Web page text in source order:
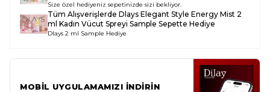
Size özel hediyeniz sepetinizde sizi bekliyor.
Tüm Alışverişlerde Dlays Elegant Style Energy Mist 2
ml Kadın Vücut Spreyi Sample Sepette Hediye
Dlays 2 ml Sample Hediye
MOBİL UYGULAMAMIZI İNDİRİN